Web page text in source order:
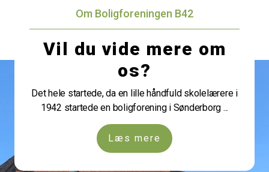
Om Boligforeningen B42
Vil du vide mere om
os?
Det hele startede, da en lille håndfuld skolelærere i
1942 startede en boligforening i Sønderborg ...
Læs mere